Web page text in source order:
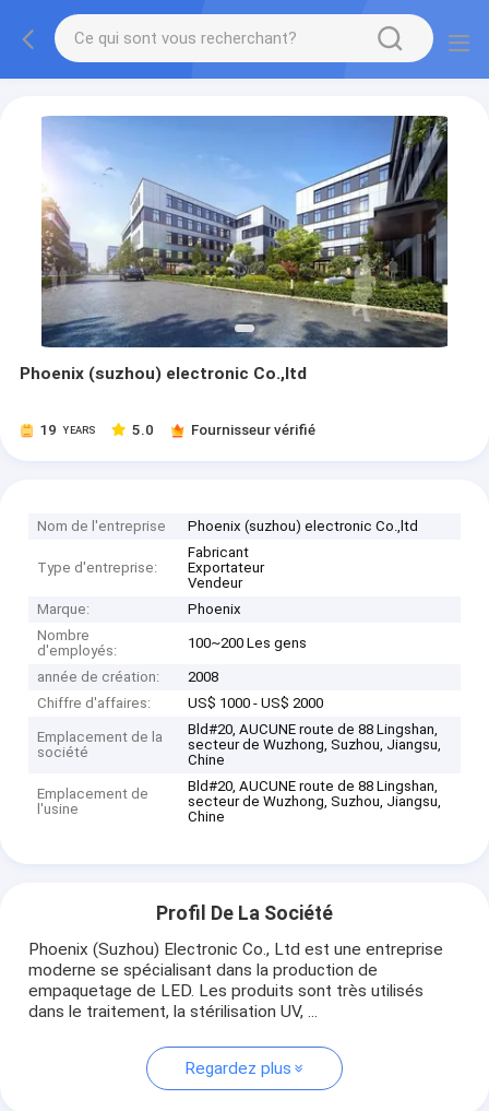
Phoenix (suzhou) electronic Co.,ltd
19 YEARS 5.0 Fournisseur vérifié
Nom de l'entreprise Phoenix (suzhou) electronic Co.,ltd
Type d'entreprise:
Fabricant
Exportateur
Vendeur
Marque:
Phoenix
Nombre
d'employés:
100~200 Les gens
année de création:
2008
Chiffre d'affaires:
US$ 1000 - US$ 2000
Emplacement de la
société
Bld#20, AUCUNE route de 88 Lingshan,
secteur de Wuzhong, Suzhou, Jiangsu,
Chine
Emplacement de
l'usine
Bld#20, AUCUNE route de 88 Lingshan,
secteur de Wuzhong, Suzhou, Jiangsu,
Chine
Profil De La Société
Phoenix (Suzhou) Electronic Co., Ltd est une entreprise
moderne se spécialisant dans la production de
empaquetage de LED. Les produits sont très utilisés
dans le traitement, la stérilisation UV, ...
Regardez plus